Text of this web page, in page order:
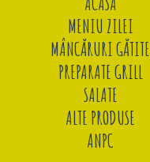
MENIU ZILEI
MÂNCĂRURI GĂTITE
PREPARATE GRILL
SALATE
ALTE PRODUSE
ANPC